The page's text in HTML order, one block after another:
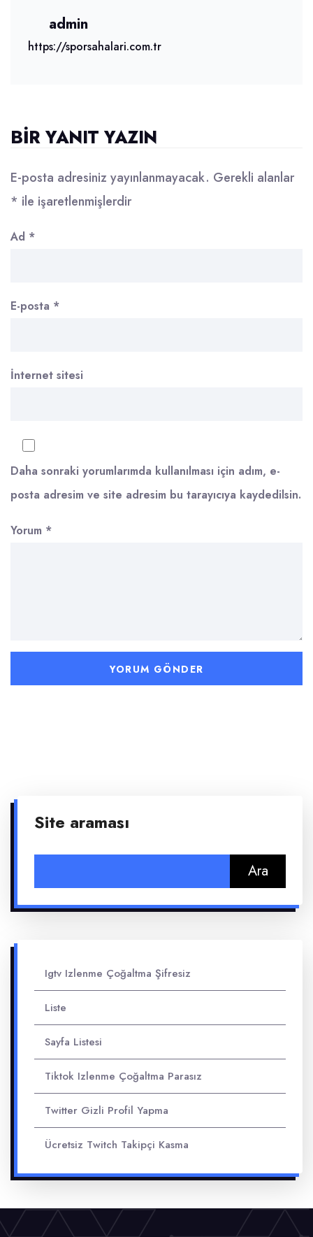
admin
https://sporsahalari.com.tr
BIR YANIT YAZIN
E-posta adresiniz yayınlanmayacak. Gerekli alanlar
* ile işaretlenmişlerdir
Ad *
E-posta *
İnternet sitesi
Daha sonraki yorumlarımda kullanılması için adım, e-
posta adresim ve site adresim bu tarayıcıya kaydedilsin.
Yorum *
Site araması
Igtv Izlenme Çoğaltma Şifresiz
Liste
Sayfa Listesi
Tiktok Izlenme Çoğaltma Parasız
Twitter Gizli Profil Yapma
Ücretsiz Twitch Takipçi Kasma